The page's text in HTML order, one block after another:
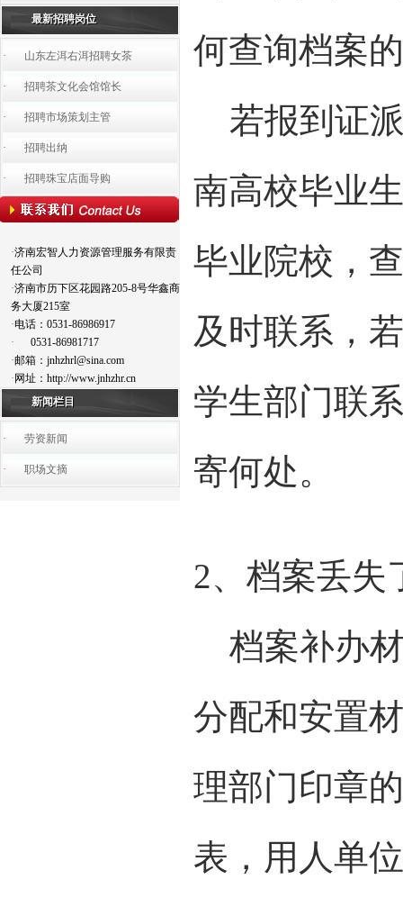
最新招聘岗位
· 山东左洱右洱招聘女茶
· 招聘茶文化会馆馆长
· 招聘市场策划主管
· 招聘出纳
· 招聘珠宝店面导购
·济南宏智人力资源管理服务有限责
任公司
·济南市历下区花园路205-8号华鑫商
务大厦215室
·电话：0531-86986917
· 0531-86981717
·邮箱：jnhzhrl@sina.com
· 网址：http://www.jnhzhr.cn
新闻栏目
· 劳资新闻
· 职场文摘
何查询档案
若报到证派
南高校毕业
毕业院校，
及时联系，
学生部门联
寄何处。
2、档案丢失
档案补办材
分配和安置
理部门印章
表，用人单